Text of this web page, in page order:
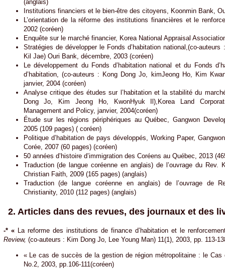
(anglais)
Institutions financiers et le bien-être des citoyens, Koonmin Bank,
L’orientation de la réforme des institutions financières et le
2002 (coréen)
Enquête sur le marché financier, Korea National Appraisal
Stratégies de développer le Fonds d’habitation national,(co-
Kil Jae) Ouri Bank, décembre, 2003 (coréen)
Le développement du Fonds d’habitation national et du Fonds
d’habitation, (co-auteurs : Kong Dong Jo, kimJeong Ho, Kim
janvier, 2004 (coréen)
Analyse critique des études sur l’habitation et la stabilité du
Dong Jo, Kim Jeong Ho, KwonHyuk Il),Korea Land
Management and Policy, janvier, 2004(coréen)
Étude sur les régions périphériques au Québec, Gangwon
2005 (109 pages) ( coréen)
Politique d’habitation de pays développés, Working Paper,
Corée, 2007 (60 pages) (coréen)
50 années d’histoire d’immigration des Coréens au Québec, 2013
Traduction (de langue coréenne en anglais) de l’ouvrage du
Christian Faith, 2009 (165 pages) (anglais)
Traduction (de langue coréenne en anglais) de l’ouvrage de
Christianity, 2010 (112 pages) (anglais)
2. Articles dans des revues, des journaux et des
-* « La reforme des institutions de finance d’habitation et le
Review, (co-auteurs : Kim Dong Jo, Lee Young Man) 11(1), 2003, pp. 113-
« Le cas de succès de la gestion de région métropolitaine : le
No.2, 2003, pp.106-111(coréen)